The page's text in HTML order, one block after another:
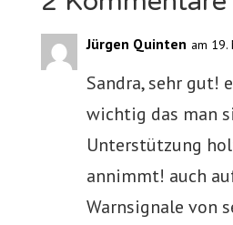
Jürgen Quinten am 19.
Sandra, sehr gut!
wichtig das man
Unterstützung
annimmt! auch
Warnsignale von